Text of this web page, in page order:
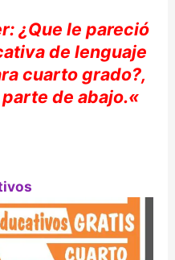
¿Que le pareció
de lenguaje
cuarto grado?,
de abajo.«